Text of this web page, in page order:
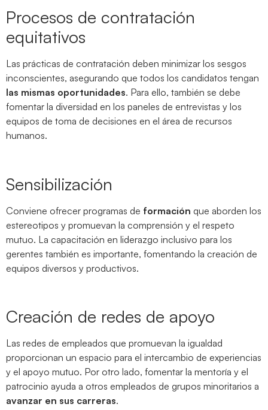
Procesos de contratación
equitativos
Las prácticas de contratación deben minimizar los sesgos
inconscientes, asegurando que todos los candidatos tengan
las mismas oportunidades. Para ello, también se debe
fomentar la diversidad en los paneles de entrevistas y los
equipos de toma de decisiones en el área de recursos
humanos.
Sensibilización
Conviene ofrecer programas de formación que aborden los
estereotipos y promuevan la comprensión y el respeto
mutuo. La capacitación en liderazgo inclusivo para los
gerentes también es importante, fomentando la creación de
equipos diversos y productivos.
Creación de redes de apoyo
Las redes de empleados que promuevan la igualdad
proporcionan un espacio para el intercambio de experiencias
y el apoyo mutuo. Por otro lado, fomentar la mentoría y el
patrocinio ayuda a otros empleados de grupos minoritarios a
avanzar en sus carreras.